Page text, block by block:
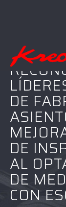
GEVEN,
DE
DE
AL
DE
CON